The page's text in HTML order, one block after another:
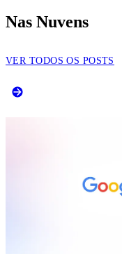
Nas Nuvens
VER TODOS OS POSTS